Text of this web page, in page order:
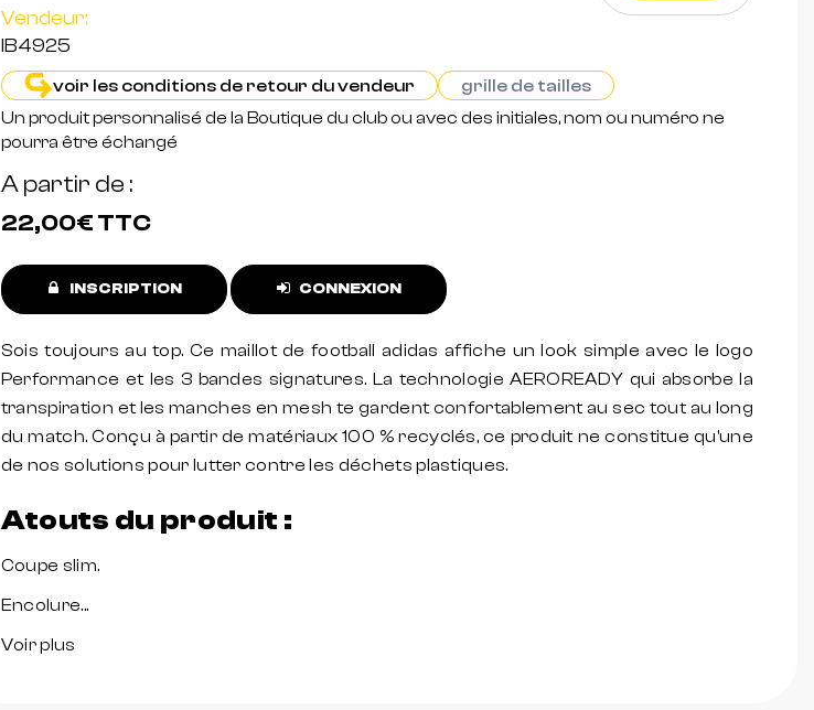
Vendeur:
IB4925
voir les conditions de retour du vendeur
grille de tailles
Un produit personnalisé de la Boutique du club ou avec des initiales, nom ou numéro ne
pourra être échangé
A partir de
22,00€TTC
INSCRIPTION CONNEXION
Sois toujours au top. Ce maillot de football adidas affiche un look simple avec le logo
Performance et les 3 bandes signatures. La technologie AEROREADY qui absorbe la
transpiration et les manches en mesh te gardent confortablement au sec tout au long
du match. Conçu à partir de matériaux 100 % recyclés, ce produit ne constitue qu'une
de nos solutions pour lutter contre les déchets plastiques.
Atouts du produit :
Coupe slim.
Encolure...
Voir plus